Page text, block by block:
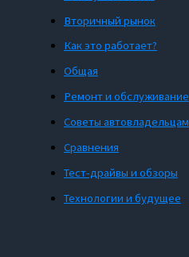
Вторичный рынок
Как это работает?
Общая
Ремонт и обслуживание
Советы автовладельцам
Сравнения
Тест-драйвы и обзоры
Технологии и будущее